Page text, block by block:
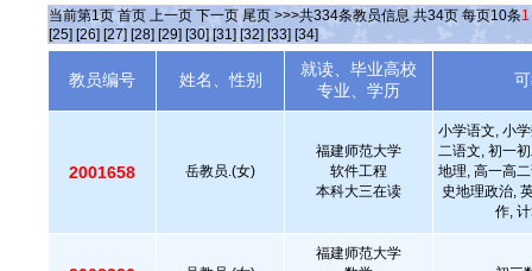
当前第1页 首页 上一页 下一页 尾页 >>>共334条教员信息 共34页 每页10条1
[25] [26] [27] [28] [29] [30] [31] [32] [33] [34]
教员编号 姓名、性别
就读、毕业高校
专业、学历
2001658 岳教员.(女)
福建师范大学
软件工程
本科大三在读
小学语文, 小
二语文, 初一
地理, 高一高
史地理政治,
作,
福建师范大学